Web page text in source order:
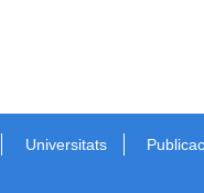
Universitats